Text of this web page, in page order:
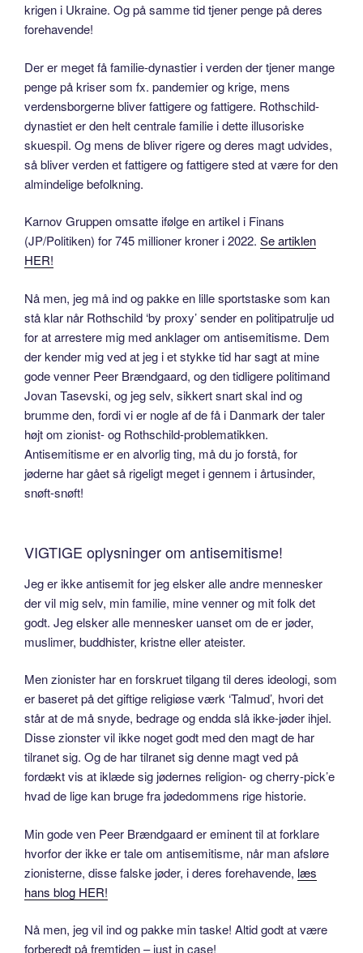
krigen i Ukraine. Og på samme tid tjener penge på deres
forehavende!
Der er meget få familie-dynastier i verden der tjener mange
penge på kriser som fx. pandemier og krige, mens
verdensborgerne bliver fattigere og fattigere. Rothschild-
dynastiet er den helt centrale familie i dette illusoriske
skuespil. Og mens de bliver rigere og deres magt udvides,
så bliver verden et fattigere og fattigere sted at være for den
almindelige befolkning.
Karnov Gruppen omsatte ifølge en artikel i Finans
(JP/Politiken) for 745 millioner kroner i 2022. Se artiklen
HER!
Nå men, jeg må ind og pakke en lille sportstaske som kan
stå klar når Rothschild ‘by proxy’ sender en politipatrulje ud
for at arrestere mig med anklager om antisemitisme. Dem
der kender mig ved at jeg i et stykke tid har sagt at mine
gode venner Peer Brændgaard, og den tidligere politimand
Jovan Tasevski, og jeg selv, sikkert snart skal ind og
brumme den, fordi vi er nogle af de få i Danmark der taler
højt om zionist- og Rothschild-problematikken.
Antisemitisme er en alvorlig ting, må du jo forstå, for
jøderne har gået så rigeligt meget i gennem i årtusinder,
snøft-snøft!
VIGTIGE oplysninger om antisemitisme!
Jeg er ikke antisemit for jeg elsker alle andre mennesker
der vil mig selv, min familie, mine venner og mit folk det
godt. Jeg elsker alle mennesker uanset om de er jøder,
muslimer, buddhister, kristne eller ateister.
Men zionister har en forskruet tilgang til deres ideologi, som
er baseret på det giftige religiøse værk ‘Talmud’, hvori det
står at de må snyde, bedrage og endda slå ikke-jøder ihjel.
Disse zionster vil ikke noget godt med den magt de har
tilranet sig. Og de har tilranet sig denne magt ved på
fordækt vis at iklæde sig jødernes religion- og cherry-pick’e
hvad de lige kan bruge fra jødedommens rige historie.
Min gode ven Peer Brændgaard er eminent til at forklare
hvorfor der ikke er tale om antisemitisme, når man afsløre
zionisterne, disse falske jøder, i deres forehavende, læs
hans blog HER!
Nå men, jeg vil ind og pakke min taske! Altid godt at være
forberedt på fremtiden – just in case!